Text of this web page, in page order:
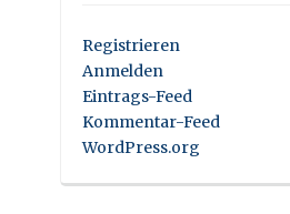
Registrieren
Anmelden
Eintrags-Feed
Kommentar-Feed
WordPress.org